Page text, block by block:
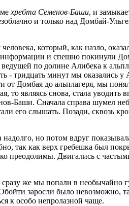
хребта Семенов-Баши, и
и только над Домбай-
который, как назло,
информации и спешно покинули
по долине Алибека к
- тридцать минут мы оказались
Домбая до альплагеря, мы
то являясь снова, стала
Баши. Сначала справа шумел
его слышать. Позади, сквозь
но потом вдруг
так как верх гребешка был
преодолимы. Двигались с
же мы попали в необычайно
заросли было невозможно,
к особо непролазной чаще.